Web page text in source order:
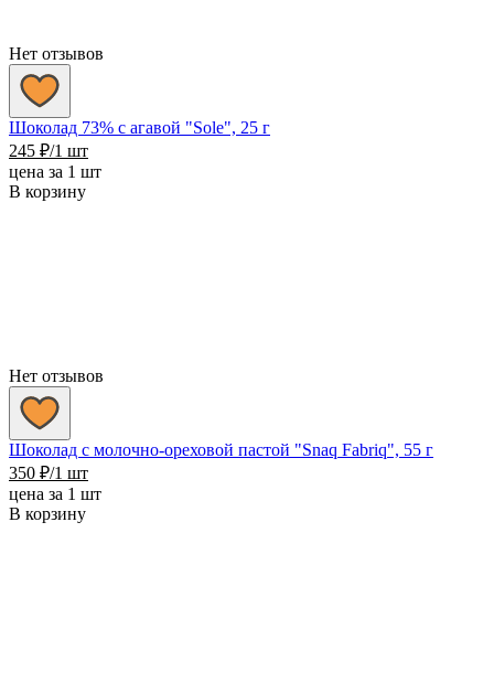
Нет отзывов
Шоколад 73% с агавой "Sole", 25 г
245 ₽/1 шт
цена за 1 шт
В корзину
Нет отзывов
Шоколад с молочно-ореховой пастой "Snaq Fabriq", 55 г
350 ₽/1 шт
цена за 1 шт
В корзину